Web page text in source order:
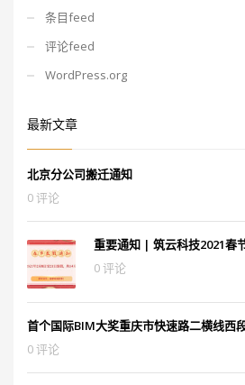
条目feed
评论feed
WordPress.org
最新文章
北京分公司搬迁通知
0 评论
重要通知 | 筑云科技2021春
0 评论
首个国际BIM大奖重庆市快速路二横线西
0 评论